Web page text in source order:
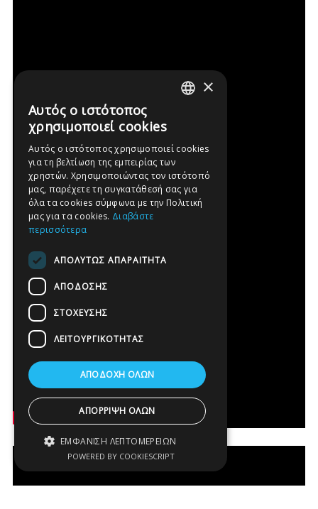
GREEK
FRENCH
GERMAN
×
Αυτός ο ιστότοπος
χρησιμοποιεί cookies
Αυτός ο ιστότοπος χρησιμοποιεί cookies
για τη βελτίωση της εμπειρίας των
χρηστών. Χρησιμοποιώντας τον ιστότοπό
μας, παρέχετε τη συγκατάθεσή σας για
όλα τα cookies σύμφωνα με την Πολιτική
μας για τα cookies. Διαβάστε
περισσότερα
ΑΠΟΛΎΤΩΣ ΑΠΑΡΑΊΤΗΤΑ
ΑΠΌΔΟΣΗΣ
ΣΤΌΧΕΥΣΗΣ
ΛΕΙΤΟΥΡΓΙΚΌΤΗΤΑΣ
ΑΠΟΔΟΧΉ ΌΛΩΝ
ΑΠΌΡΡΙΨΗ ΌΛΩΝ
ΕΜΦΆΝΙΣΗ ΛΕΠΤΟΜΕΡΕΙΏΝ
POWERED BY COOKIESCRIPT